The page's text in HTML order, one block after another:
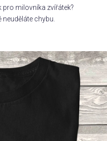
pro milovníka zvířátek?
chybu.